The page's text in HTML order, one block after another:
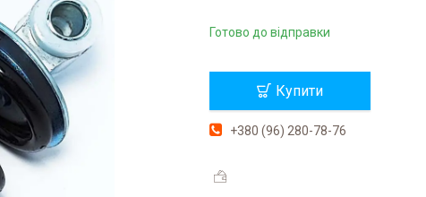
Готово до відправки
Купити
+380 (96) 280-78-76